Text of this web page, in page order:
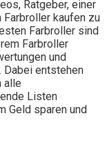
Ratgeber, einer
kaufen zu
Farbroller sind
Farbroller
und
Dabei entstehen
alle
Listen
Geld sparen und